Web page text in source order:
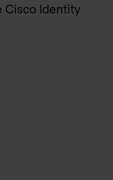
Cisco Identity